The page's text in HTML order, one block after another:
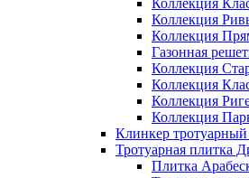
Коллекция
Коллекция
Коллекция
Газонная
Коллекция
Коллекция
Коллекция
Коллекция
Клинкер
Тротуарная плитка
Плитка